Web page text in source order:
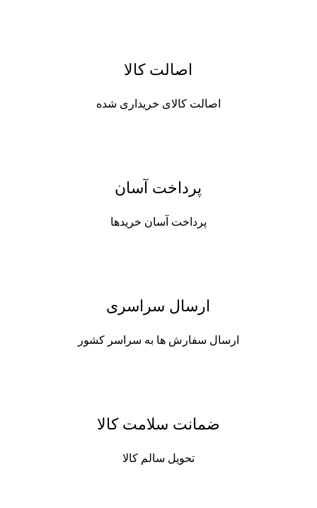
اصالت کالا
اصالت کالای خریداری شده
پرداخت آسان
پرداخت آسان خریدها
ارسال سراسری
ارسال سفارش ها به سراسر کشور
ضمانت سلامت کالا
تحویل سالم کالا